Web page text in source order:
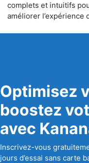
complets et intuitifs
améliorer l’expérience
Optimisez
boostez
avec
Inscrivez-vous
jours d’essai sans carte